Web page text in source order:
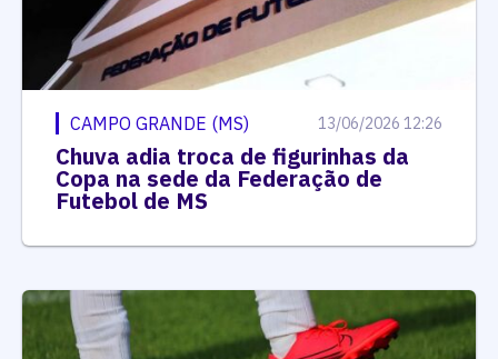
CAMPO GRANDE (MS) 13/06/2026 12:26
Chuva adia troca de figurinhas da
Copa na sede da Federação de
Futebol de MS